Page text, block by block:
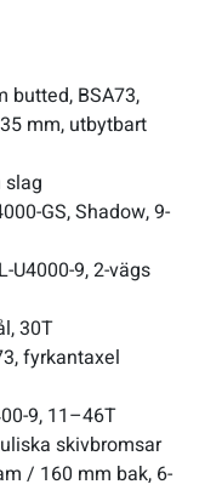
butted, BSA73,
mm, utbytbart
slag
GS, Shadow, 9-
U4000-9, 2-vägs
30T
fyrkantaxel
9, 11–46T
skivbromsar
/ 160 mm bak, 6-